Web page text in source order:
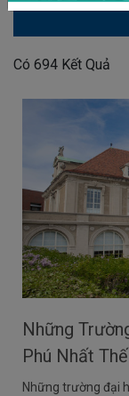
Có 694 Kết Quả
Những
Phú Nhất
Những trường đại